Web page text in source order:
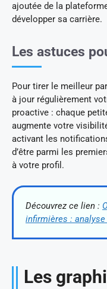
ajoutée de la
développer sa carrière.
Les astuces
Pour tirer le meilleur
à jour régulièrement
proactive : chaque
augmente votre
activant les
d’être parmi les
à votre profil.
Découvrez ce lien :
infirmières :
Les